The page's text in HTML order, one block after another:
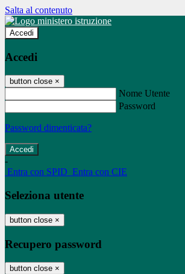
Salta al contenuto
Accedi
Accedi
button close ×
Nome Utente
Password
Password dimenticata?
-
Entra con SPID Entra con CIE
Seleziona utente
button close ×
Recupero password
button close ×